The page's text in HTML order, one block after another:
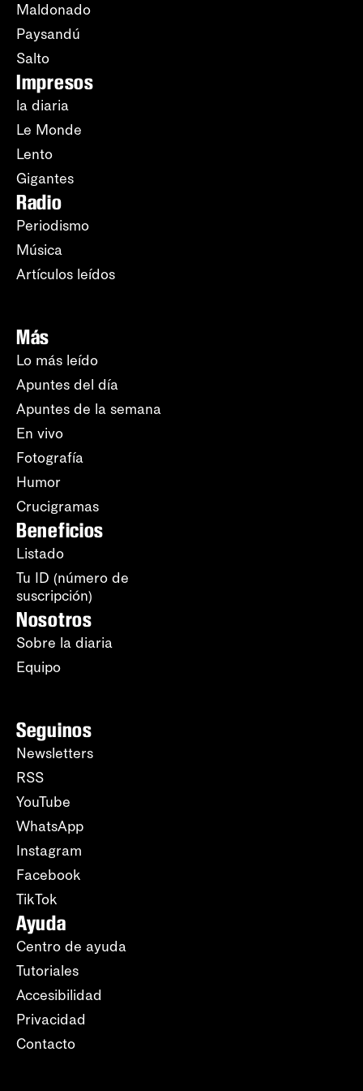
Maldonado
Paysandú
Salto
Impresos
la diaria
Le Monde
Lento
Gigantes
Radio
Periodismo
Música
Artículos leídos
Más
Lo más leído
Apuntes del día
Apuntes de la semana
En vivo
Fotografía
Humor
Crucigramas
Beneficios
Listado
Tu ID (número de
suscripción)
Nosotros
Sobre la diaria
Equipo
Seguinos
Newsletters
RSS
YouTube
WhatsApp
Instagram
Facebook
TikTok
Ayuda
Centro de ayuda
Tutoriales
Accesibilidad
Privacidad
Contacto